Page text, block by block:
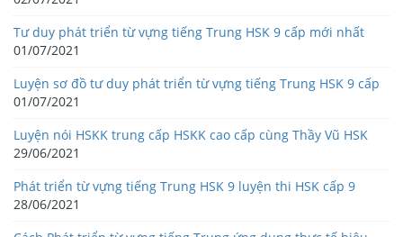
Tư duy phát triển từ vựng tiếng Trung HSK 9 cấp mới nhất
01/07/2021
Luyện sơ đồ tư duy phát triển từ vựng tiếng Trung HSK 9 cấp
01/07/2021
Luyện nói HSKK trung cấp HSKK cao cấp cùng Thầy Vũ HSK
29/06/2021
Phát triển từ vựng tiếng Trung HSK 9 luyện thi HSK cấp 9
28/06/2021